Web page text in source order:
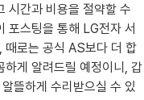
시간과 비용을 절약할 수
포스팅을 통해 LG전자 서
때로는 공식 AS보다 더 합
하게 알려드릴 예정이니, 갑
뜰하게 수리받으실 수 있